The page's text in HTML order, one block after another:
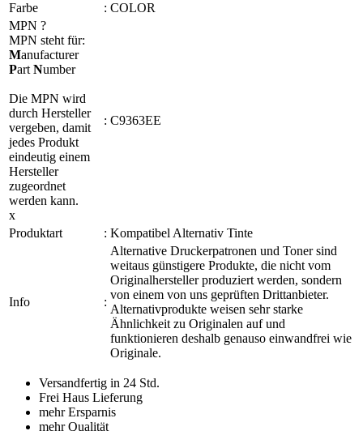
Farbe
: COLOR
MPN ?
MPN steht für:
Manufacturer
Part Number
Die MPN wird
durch Hersteller
vergeben, damit
jedes Produkt
eindeutig einem
Hersteller
zugeordnet
werden kann.
x
: C9363EE
Produktart : Kompatibel Alternativ Tinte
Info :
Alternative Druckerpatronen und Toner sind
weitaus günstigere Produkte, die nicht vom
Originalhersteller produziert werden, sondern
von einem von uns geprüften Drittanbieter.
Alternativprodukte weisen sehr starke
Ähnlichkeit zu Originalen auf und
funktionieren deshalb genauso einwandfrei wie
Originale.
Versandfertig in 24 Std.
Frei Haus Lieferung
mehr Ersparnis
mehr Qualität